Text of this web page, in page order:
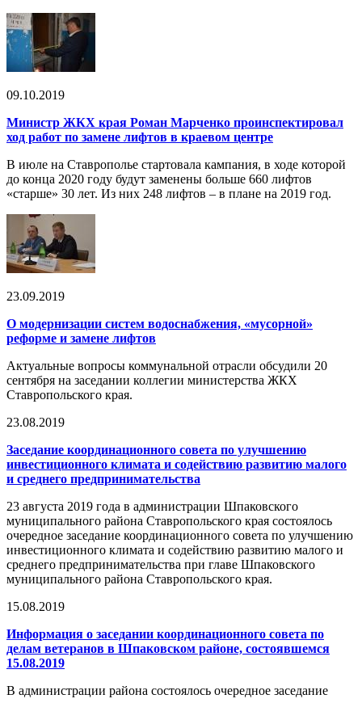
09.10.2019
Министр ЖКХ края Роман Марченко проинспектировал
ход работ по замене лифтов в краевом центре
В июле на Ставрополье стартовала кампания, в ходе которой
до конца 2020 году будут заменены больше 660 лифтов
«старше» 30 лет. Из них 248 лифтов – в плане на 2019 год.
23.09.2019
О модернизации систем водоснабжения, «мусорной»
реформе и замене лифтов
Актуальные вопросы коммунальной отрасли обсудили 20
сентября на заседании коллегии министерства ЖКХ
Ставропольского края.
23.08.2019
Заседание координационного совета по улучшению
инвестиционного климата и содействию развитию малого
и среднего предпринимательства
23 августа 2019 года в администрации Шпаковского
муниципального района Ставропольского края состоялось
очередное заседание координационного совета по улучшению
инвестиционного климата и содействию развитию малого и
среднего предпринимательства при главе Шпаковского
муниципального района Ставропольского края.
15.08.2019
Информация о заседании координационного совета по
делам ветеранов в Шпаковском районе, состоявшемся
15.08.2019
В администрации района состоялось очередное заседание